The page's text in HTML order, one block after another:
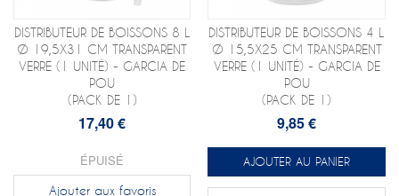
DISTRIBUTEUR DE BOISSONS 8 L
Ø 19,5X31 CM TRANSPARENT
VERRE (1 UNITÉ) - GARCIA DE
POU
(PACK DE 1)
17,40 €
ÉPUISÉ
Ajouter aux favoris
DISTRIBUTEUR DE BOISSONS 4 L
Ø 15,5X25 CM TRANSPARENT
VERRE (1 UNITÉ) - GARCIA DE
POU
(PACK DE 1)
9,85 €
AJOUTER AU PANIER